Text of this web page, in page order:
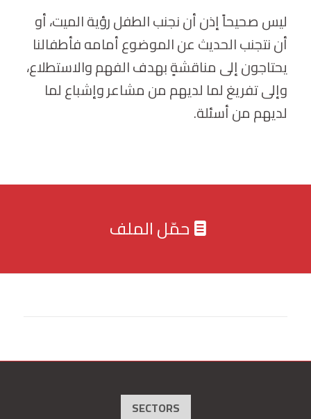
ليس صحيحاً إذن أن نجنب الطفل رؤية الميت، أو
أن نتجنب الحديث عن الموضوع أمامه فأطفالنا
يحتاجون إلى مناقشةٍ بهدف الفهم والاستطلاع،
وإلى تفريغ لما لديهم من مشاعر وإشباع لما
لديهم من أسئلة.
حمّل الملف
SECTORS